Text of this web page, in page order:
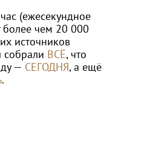
Помогите Айсылу
продолжать
реабилитацию